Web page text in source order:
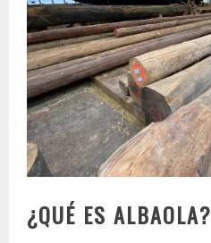
¿QUÉ ES ALBAOLA?